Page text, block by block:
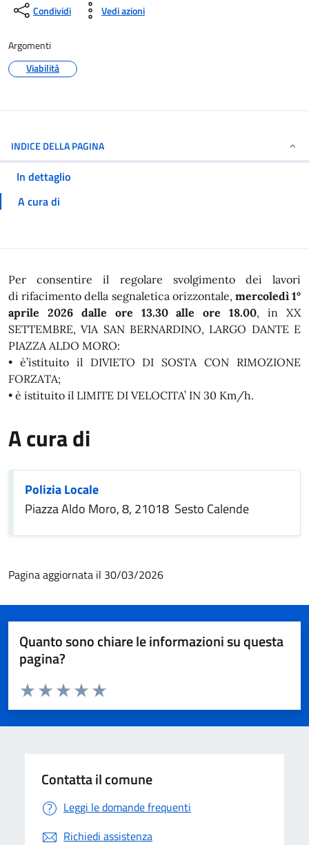
Condividi Vedi azioni
Argomenti
Viabilità
INDICE DELLA PAGINA
In dettaglio
A cura di
In dettaglio
Per consentire il regolare svolgimento dei lavori
di rifacimento della segnaletica orizzontale, mercoledì 1°
aprile 2026 dalle ore 13.30 alle ore 18.00, in XX
SETTEMBRE, VIA SAN BERNARDINO, LARGO DANTE E
PIAZZA ALDO MORO:
• è’istituito il DIVIETO DI SOSTA CON RIMOZIONE
FORZATA;
• è istituito il LIMITE DI VELOCITA’ IN 30 Km/h.
A cura di
Polizia Locale
Piazza Aldo Moro, 8, 21018 Sesto Calende
Pagina aggiornata il 30/03/2026
Quanto sono chiare le informazioni su questa
pagina?
Valuta da 1 a 5 stelle la pagina
Valuta 5 stelle su 5
Valuta 4 stelle su 5
Valuta 3 stelle su 5
Valuta 2 stelle su 5
Valuta 1 stelle su 5
Contatta il comune
Leggi le domande frequenti
Richiedi assistenza